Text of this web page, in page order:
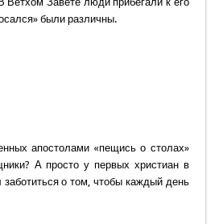
были различны.
апостолами «пещись о столах»
А просто у первых христиан в
о том, чтобы каждый день